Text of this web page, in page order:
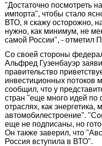
"Достаточно посмотреть
импорта", чтобы стало
ВТО, я скажу осторожно,
нужно, как минимум, не
самой России", - отметил
Со своей стороны
Альфред Гузенбауэр
правительство
инвестиционных потоков
сообщил, что у
стран "еще много идей по
отраслях, как энергетика,
автомобилестроение".
еще не подписаны, но
Он также заверил, что
Россия вступила в ВТО".